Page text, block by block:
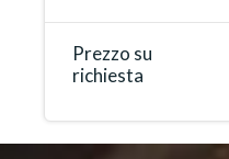
Prezzo su
richiesta